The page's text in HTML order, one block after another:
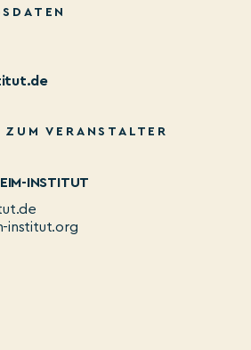
ZUM VERANSTALTER
INSTITUT
institut.org